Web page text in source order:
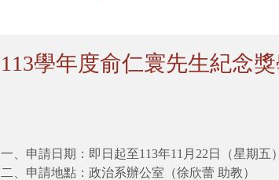
113學年度俞仁寰先生紀念
一、申請日期：即日起至113年11月22日（星期五
二、申請地點：政治系辦公室（徐欣蕾 助教）